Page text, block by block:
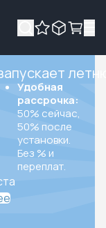
Удобная
рассрочка:
50% сейчас,
50% после
установки.
Без % и
переплат.